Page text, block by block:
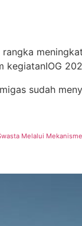
rangka
kegiatanIOG
migas sudah
Melalui